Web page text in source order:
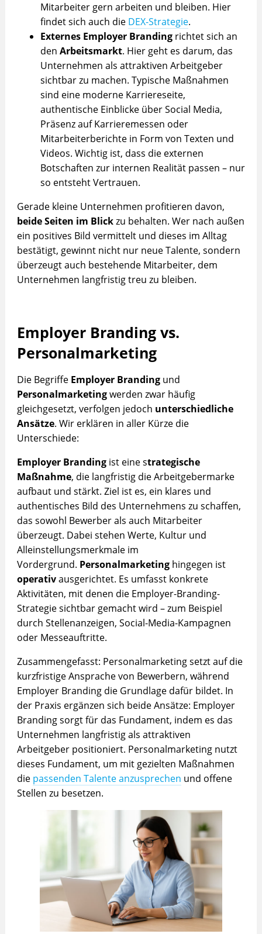
Mitarbeiter gern arbeiten und bleiben. Hier
findet sich auch die DEX-Strategie.
Externes Employer Brandingrichtet sich an
den Arbeitsmarkt. Hier geht es darum, das
Unternehmen als attraktiven Arbeitgeber
sichtbar zu machen. Typische Maßnahmen
sind eine moderne Karriereseite,
authentische Einblicke über Social Media,
Präsenz auf Karrieremessen oder
Mitarbeiterberichte in Form von Texten und
Videos. Wichtig ist, dass die externen
Botschaften zur internen Realität passen – nur
so entsteht Vertrauen.
Gerade kleine Unternehmen profitieren davon,
beide Seiten im Blickzu behalten. Wer nach außen
ein positives Bild vermittelt und dieses im Alltag
bestätigt, gewinnt nicht nur neue Talente, sondern
überzeugt auch bestehende Mitarbeiter, dem
Unternehmen langfristig treu zu bleiben.
Employer Branding vs.
Personalmarketing
Die Begriffe Employer Brandingund
Personalmarketingwerden zwar häufig
gleichgesetzt, verfolgen jedoch unterschiedliche
Ansätze. Wir erklären in aller Kürze die
Unterschiede:
Employer Brandingist eine strategische
Maßnahme, die langfristig die Arbeitgebermarke
aufbaut und stärkt. Ziel ist es, ein klares und
authentisches Bild des Unternehmens zu schaffen,
das sowohl Bewerber als auch Mitarbeiter
überzeugt. Dabei stehen Werte, Kultur und
Alleinstellungsmerkmale im
Vordergrund. Personalmarketinghingegen ist
operativausgerichtet. Es umfasst konkrete
Aktivitäten, mit denen die Employer-Branding-
Strategie sichtbar gemacht wird – zum Beispiel
durch Stellenanzeigen, Social-Media-Kampagnen
oder Messeauftritte.
Zusammengefasst: Personalmarketing setzt auf die
kurzfristige Ansprache von Bewerbern, während
Employer Branding die Grundlage dafür bildet. In
der Praxis ergänzen sich beide Ansätze: Employer
Branding sorgt für das Fundament, indem es das
Unternehmen langfristig als attraktiven
Arbeitgeber positioniert. Personalmarketing nutzt
dieses Fundament, um mit gezielten Maßnahmen
die passenden Talente anzusprechen und offene
Stellen zu besetzen.